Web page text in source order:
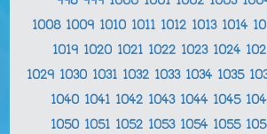
1008 1009 1010 1011 1012 1013 1014
1019 1020 1021 1022 1023 1024
1029 1030 1031 1032 1033 1034 1035
1040 1041 1042 1043 1044 1045
1050 1051 1052 1053 1054 1055